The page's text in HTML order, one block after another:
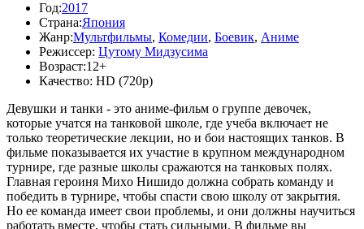
Год:2017
Страна:Япония
Жанр:Мультфильмы, Комедии, Боевик, Аниме
Режиссер: Цутому Мидзусима
Возраст:12+
Качество: HD (720p)
Девушки и танки - это аниме-фильм о группе девочек,
которые учатся на танковой школе, где учеба включает не
только теоретические лекции, но и бои настоящих танков. В
фильме показывается их участие в крупном международном
турнире, где разные школы сражаются на танковых полях.
Главная героиня Михo Нишидо должна собрать команду и
победить в турнире, чтобы спасти свою школу от закрытия.
Но ее команда имеет свои проблемы, и они должны научиться
работать вместе, чтобы стать сильными. В фильме вы